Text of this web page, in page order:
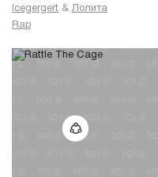
Icegergert & Лолита
Rap